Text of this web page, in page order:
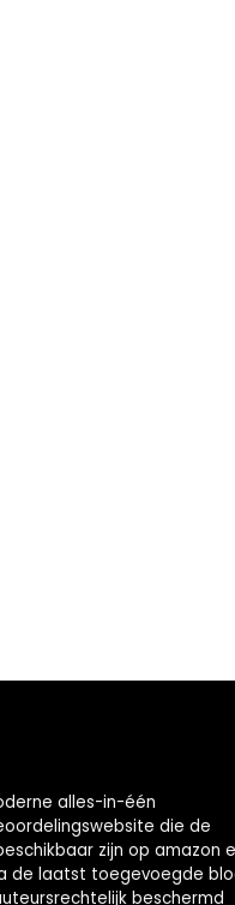
alles-in-één
die de
zijn op amazon
de laatst toegevoegde
beschermd